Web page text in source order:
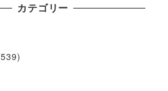
カテゴリー